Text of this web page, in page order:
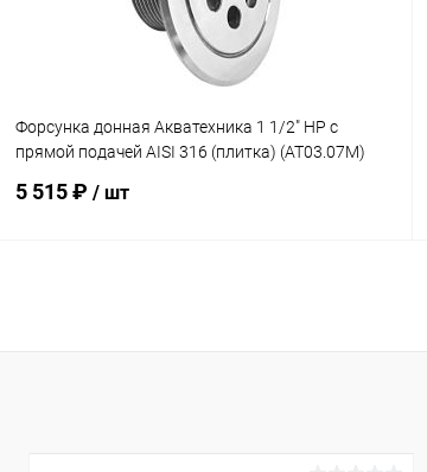
Форсунка донная Акватехника 1 1/2" НР с
прямой подачей AISI 316 (плитка) (AT03.07M)
5 515 ₽ / шт
В избранное